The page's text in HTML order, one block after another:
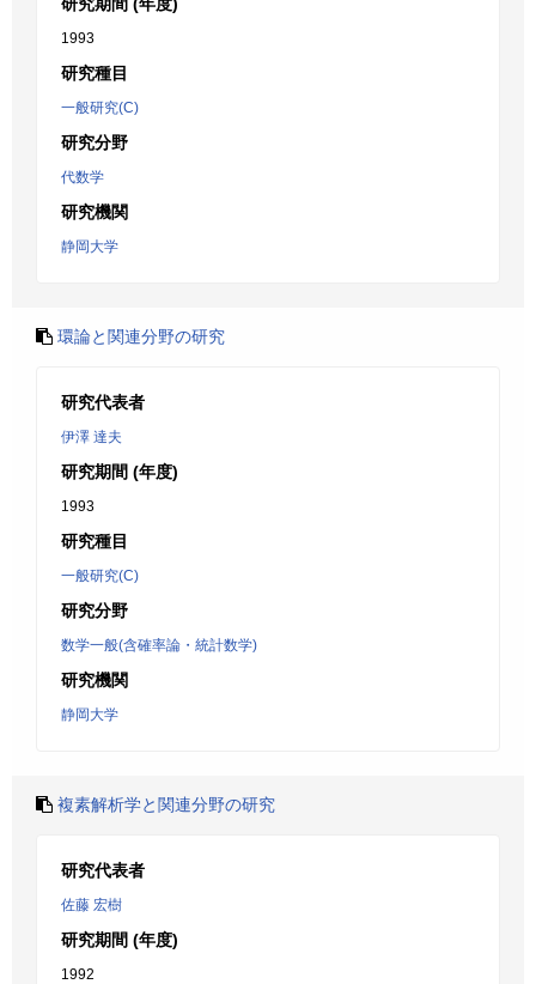
1993
研究種目
一般研究(C)
研究分野
代数学
研究機関
静岡大学
環論と関連分野の研究
研究代表者
伊澤 達夫
研究期間 (年度)
1993
研究種目
一般研究(C)
研究分野
数学一般(含確率論・統計数学)
研究機関
静岡大学
複素解析学と関連分野の研究
研究代表者
佐藤 宏樹
研究期間 (年度)
1992